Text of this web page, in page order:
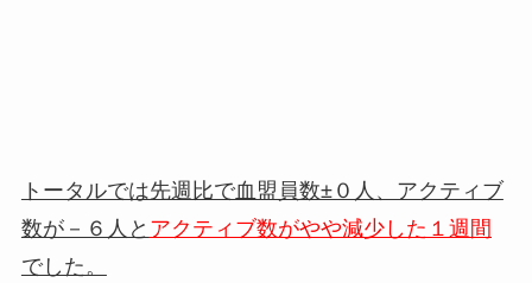
トータルでは先週比で血盟員数±０人、アクティブ
数が－６人と アクティブ数がやや減少した１週間
でした。